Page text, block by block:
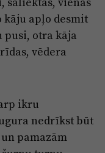
kāju apļo desmit
pusi, otra kāja
vēdera
ikru
nedrīkst būt
pamazām